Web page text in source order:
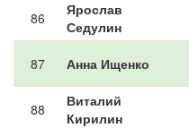
86
Ярослав
Седулин
87 Анна Ищенко
88
Виталий
Кирилин